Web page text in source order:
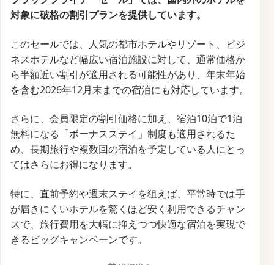
対象に破格の割引プランを提供しています。
このセールでは、人気の都市ホテルやリゾート、ビジ
ネスホテルなど幅広い宿泊施設に対して、通常価格か
ら半額近い割引が適用される可能性があり、年末年始
を含む2026年12月末までの宿泊にも対応しています。
さらに、会員限定の割引価格に加え、宿泊10泊で1泊
無料になる「ボーナスステイ」制度も適用されるた
め、長期旅行や複数回の宿泊を予定している人にとっ
てはさらにお得になります。
特に、直前予約や週末ステイを狙えば、平常時では手
が届きにくいホテルを驚くほど安く利用できるチャン
スで、旅行費用を大幅に抑えつつ快適な宿泊を実現で
きるビッグキャンペーンです。